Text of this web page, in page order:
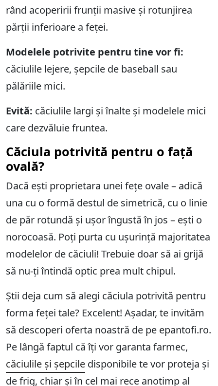
rând acoperirii frunții masive și rotunjirea
părții inferioare a feței.
Modelele potrivite pentru tine vor fi:
căciulile lejere, șepcile de baseball sau
pălăriile mici.
Evită: căciulile largi și înalte și modelele mici
care dezvăluie fruntea.
Căciula potrivită pentru o față
ovală?
Dacă ești proprietara unei fețe ovale – adică
una cu o formă destul de simetrică, cu o linie
de păr rotundă și ușor îngustă în jos – ești o
norocoasă. Poți purta cu ușurință majoritatea
modelelor de căciuli! Trebuie doar să ai grijă
să nu-ți întindă optic prea mult chipul.
Știi deja cum să alegi căciula potrivită pentru
forma feței tale? Excelent! Așadar, te invităm
să descoperi oferta noastră de pe epantofi.ro.
Pe lângă faptul că îți vor garanta farmec,
căciulile și șepcile disponibile te vor proteja și
de frig, chiar și în cel mai rece anotimp al